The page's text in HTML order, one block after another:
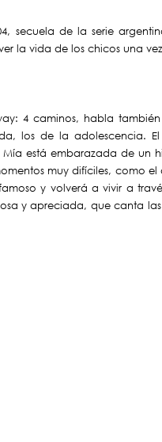
secuela de la serie
la vida de los chicos una
4 caminos, habla
los de la adolescencia.
está embarazada de un
muy difíciles, como
y volverá a vivir a
y apreciada, que canta